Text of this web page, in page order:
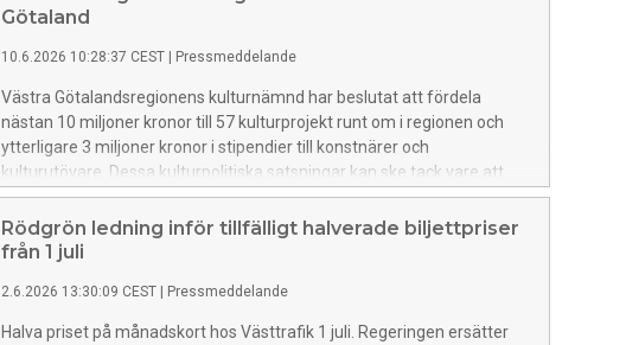
Götaland
10.6.2026 10:28:37 CEST Pressmeddelande
Västra Götalandsregionens kulturnämnd har beslutat att fördela
nästan 10 miljoner kronor till 57 kulturprojekt runt om i regionen och
ytterligare 3 miljoner kronor i stipendier till konstnärer och
kulturutövare. Dessa kulturpolitiska satsningar kan ske tack vare att
Rödgrön ledning har ökat stödet till den regionala kulturbudgeten.
Rödgrön ledning inför tillfälligt halverade biljettpriser
från 1 juli
2.6.2026 13:30:09 CEST Pressmeddelande
Halva priset på månadskort hos Västtrafik 1 juli. Regeringen ersätter